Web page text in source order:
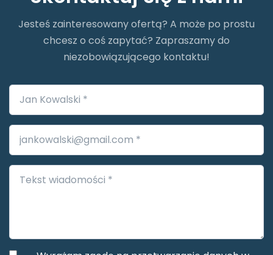
Jesteś zainteresowany ofertą? A może po prostu
chcesz o coś zapytać? Zapraszamy do
niezobowiązującego kontaktu!